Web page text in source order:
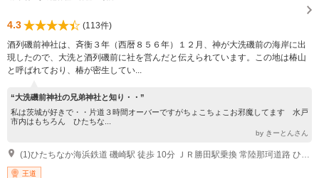
4.3
(113件)
酒列磯前神社は、斉衡３年（西暦８５６年）１２月、神が大洗磯前の海岸に出
現したので、大洗と酒列磯前に社を営んだと伝えられています。この地は椿山
と呼ばれており、椿が密生してい...
“大洗磯前神社の兄弟神社と知り・・”
私は茨城が好きで・・片道３時間オーバーですがちょこちょこお邪魔してます 水戸
市内はもちろん ひたちな...
by きーとんさん
(1)ひたちなか海浜鉄道 磯崎駅 徒歩 10分 ＪＲ勝田駅乗換 常陸那珂道路 ひたち海浜公園IC 車 10分 常磐自動車道?北関東自動車道経由
王道